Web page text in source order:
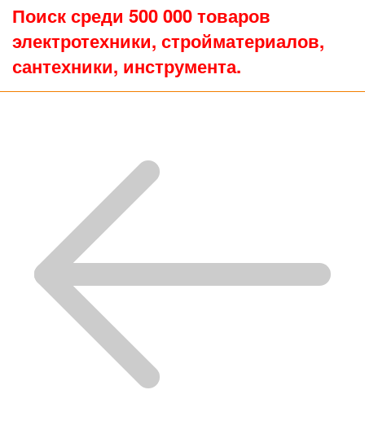
Поиск среди 500 000 товаров
электротехники, стройматериалов,
сантехники, инструмента.